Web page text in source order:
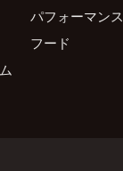
パフォーマンス
フード